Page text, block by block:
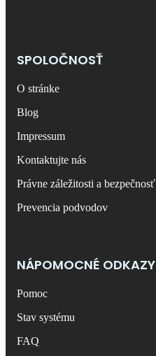
SPOLOČNOSŤ
O stránke
Blog
Impressum
Kontaktujte nás
Právne záležitosti a bezpečnosť
Prevencia podvodov
NÁPOMOCNÉ ODKAZY
Pomoc
Stav systému
FAQ